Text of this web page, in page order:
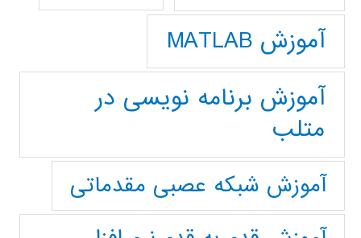
آموزش MATLAB
آموزش برنامه نویسی در
متلب
آموزش شبکه عصبی مقدماتی